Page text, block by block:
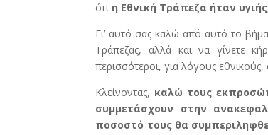
ότι η Εθνική Τράπεζα ήταν
Γι’ αυτό σας καλώ από αυτό το
Τράπεζας, αλλά και να γίνετε
περισσότεροι, για λόγους εθνικούς,
Κλείνοντας, καλώ τους
συμμετάσχουν στην
ποσοστό τους θα